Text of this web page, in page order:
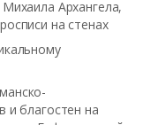
Архангела,
на стенах
и благостен на